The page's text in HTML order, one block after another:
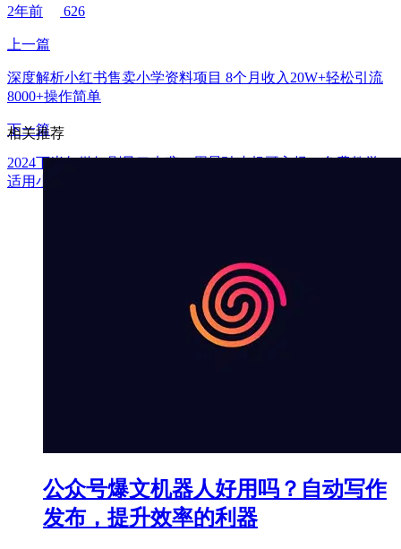
2年前
626
上一篇
深度解析小红书售卖小学资料项目 8个月收入20W+轻松引流
8000+操作简单
下一篇
2024下半年微短剧风口来袭，周星驰小杨哥入场，免费教学
适用小白 月入2w+
相关推荐
公众号爆文机器人好用吗？自动写作
发布，提升效率的利器